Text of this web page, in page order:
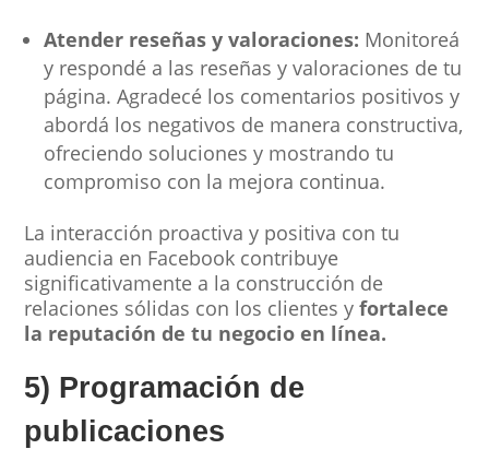
Atender reseñas y valoraciones: Monitoreá
y respondé a las reseñas y valoraciones de tu
página. Agradecé los comentarios positivos y
abordá los negativos de manera constructiva,
ofreciendo soluciones y mostrando tu
compromiso con la mejora continua.
La interacción proactiva y positiva con tu
audiencia en Facebook contribuye
significativamente a la construcción de
relaciones sólidas con los clientes yfortalece
la reputación de tu negocio en línea.
5) Programación de
publicaciones